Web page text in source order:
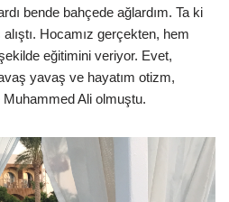
bende bahçede ağlardım. Ta ki
Hocamız gerçekten, hem
eğitimini veriyor. Evet,
yavaş ve hayatım otizm,
Muhammed Ali olmuştu.